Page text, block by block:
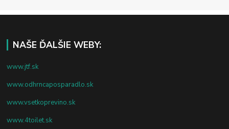
NAŠE ĎALŠIE WEBY:
www.jtf.sk
www.odhrncaposparadlo.sk
www.vsetkoprevino.sk
www.4toilet.sk